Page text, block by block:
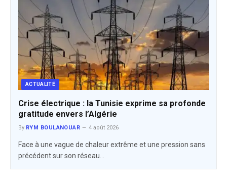
ACTUALITÉ
Crise électrique : la Tunisie exprime sa profonde
gratitude envers l’Algérie
By RYM BOULANOUAR 4 août 2026
Face à une vague de chaleur extrême et une pression sans
précédent sur son réseau…